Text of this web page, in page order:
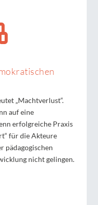
„Machtverlust“.
auf eine
erfolgreiche Praxis
für die Akteure
pädagogischen
nicht gelingen.